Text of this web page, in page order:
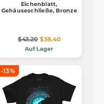
Eichenblatt,
Gehäuseschließe, Bronze
$43.20 $38.40
Auf Lager
-13%